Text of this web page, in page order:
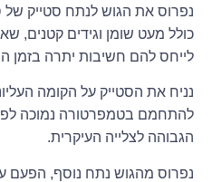
נפרוס את הגוש לנתח סטייק
כולל מעט שומן וגידים קטנים,
לייחס להם חשיבות יתרה בזמן
נניח את הסטייק על הקומה
להתחמם בטמפרטורה נמוכה
הגבוהה לצלייה העיקרית.
נפרוס מהגוש נתח נוסף, הפעם